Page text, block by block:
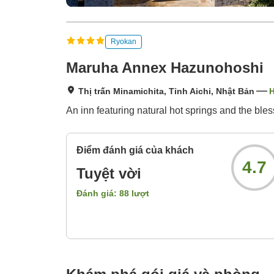
Ryokan
Maruha Annex Hazunohoshi
Thị trấn Minamichita, Tỉnh Aichi, Nhật Bản
An inn featuring natural hot springs and the
Điểm đánh giá của khách
Tuyệt vời
Đánh giá: 88 lượt
4.7